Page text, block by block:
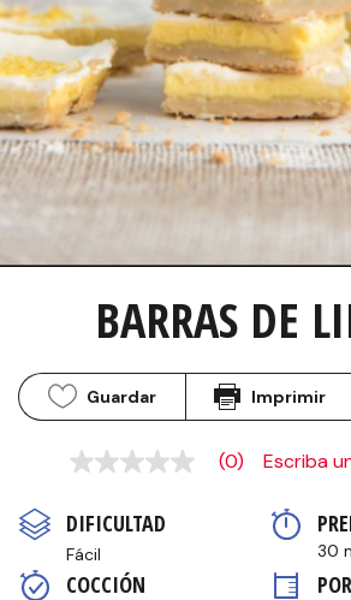
BARRAS DE
Guardar Imprimir
Sin
en
la
misma
página.
(0) Escriba
DIFICULTAD
Fácil 30
COCCIÓN